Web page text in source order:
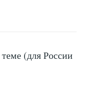
(для России